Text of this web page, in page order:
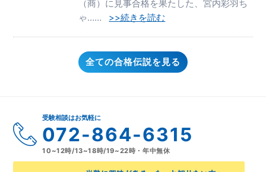
（商）に見事合格を果たした、宮内彩羽ち
ゃ…… >>続きを読む
全ての合格伝説を見る
受験相談はお気軽に
072-864-6315
10~12時/13~18時/19~22時・年中無休